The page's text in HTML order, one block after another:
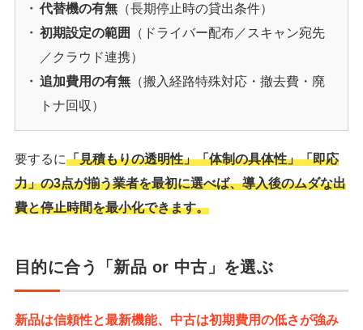
代替機の有無（長期停止時の貸出条件）
初期設定の範囲
（ドライバー配布／スキャン宛先
／クラウド連携）
追加費用の有無（搬入経路特殊対応・撤去費・廃
トナ回収）
要するに「見積もりの透明性」「体制の具体性」「即応
力」の3点が揃う業者を最初に選べば、導入後のムダな出
費と停止時間を最小化できます。
目的に合う「新品 or 中古」を選ぶ
新品は信頼性と最新機能、中古は初期費用の低さが強み